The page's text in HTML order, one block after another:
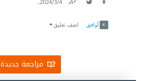
4‏/3‏/2024
أوافق اضف تعليق
مراجعة جديدة